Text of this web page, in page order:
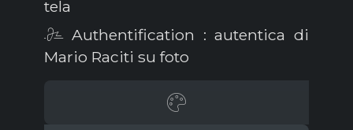
tela
Authentification : autentica di
Mario Raciti su foto